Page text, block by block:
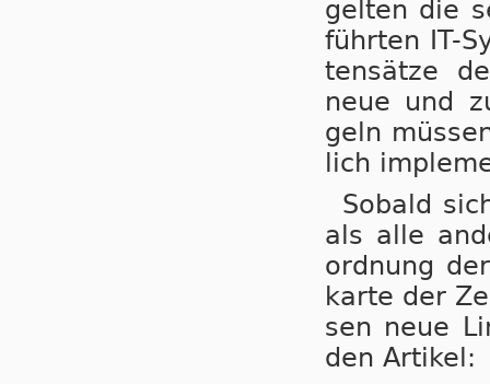
gel­ten die
führ­ten IT-
ten­sät­ze
neue und
geln
lich
Sobald
als alle
ord­nung
kar­te der
sen neue
den Artikel: